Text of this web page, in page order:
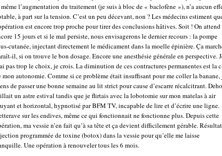
l’augmentation du traitement (je suis à bloc de « baclofène »), n’a aucun
à part sur la tension. C’est un peu décevant, non ? Les médecins estiment
est encore trop proche pour tirer des conclusions hâtives. Soit ! On attend
15 jours et si le mal persiste, nous envisagerons le dernier recours : la pompe
cutanée, injectant directement le médicament dans la moelle épinière. Ça
il, si on trouve le bon dosage. Encore une anesthésie générale en perspective.
pas trop le choix, je crois. La diminution de ces contractures permanentes est la
mon autonomie. Comme si ce problème était insuffisant pour me coller la banane,
de passer une bonne semaine au lit strict pour cause d’escarre récalcitrant.
un astre estival tandis que je flirtais avec la lobotomie sur mon matelas à air
et horizontal, hypnotisé par BFM TV, incapable de lire et d’écrire une ligne.
sur les endives, même ce qui fonctionnait ne fonctionne plus. Depuis cette
ma vessie n’en fait qu’à sa tête et ça devient difficilement gérable.
programmée de toxine (botox) dans la vessie pour qu’elle me laisse
Une opération à renouveler tous les 6 mois.